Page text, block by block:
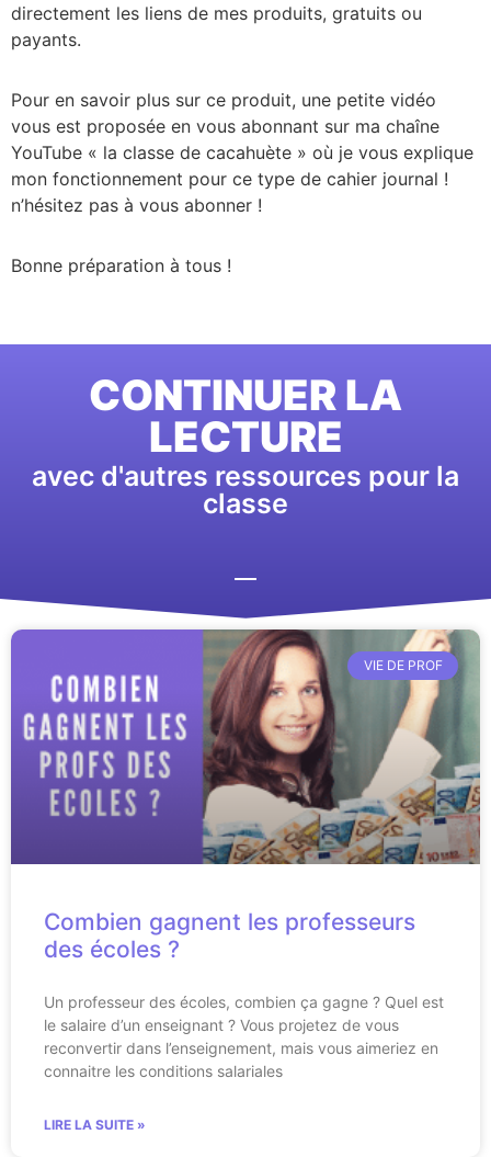
directement les liens de mes produits, gratuits ou
payants.
Pour en savoir plus sur ce produit, une petite vidéo
vous est proposée en vous abonnant sur ma chaîne
YouTube « la classe de cacahuète » où je vous explique
mon fonctionnement pour ce type de cahier journal !
n’hésitez pas à vous abonner !
Bonne préparation à tous !
CONTINUER LA
LECTURE
avec d'autres ressources pour la
classe
VIE DE PROF
Combien gagnent les professeurs
des écoles ?
Un professeur des écoles, combien ça gagne ? Quel est
le salaire d’un enseignant ? Vous projetez de vous
reconvertir dans l’enseignement, mais vous aimeriez en
connaitre les conditions salariales
LIRE LA SUITE »